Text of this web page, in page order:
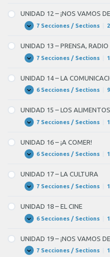
–
EL
OCIO
Y
TIEMPO
LIBRE
UNIDAD 12 – ¡NOS VAMOS
Expandir
UNIDAD
–
¡NOS
VAMOS
DE
7 Secciones / Sections
UNIDAD 13 – PRENSA, RADIO
Expandir
UNIDAD
–
PRENSA,
RADIO
Y
7 Secciones / Sections
UNIDAD 14 – LA
Expandir
UNIDAD
–
LA
COMUNICACIÓN
ENTRE
PERSONAS
6 Secciones / Sections
UNIDAD 15 – LOS ALIMENTOS
Expandir
UNIDAD
–
LOS
ALIMENTOS
7 Secciones / Sections
UNIDAD 16 – ¡A COMER!
Expandir
UNIDAD
–
¡A
COMER!
6 Secciones / Sections
UNIDAD 17 – LA CULTURA
Expandir
UNIDAD
–
LA
CULTURA
7 Secciones / Sections
UNIDAD 18 – EL CINE
Expandir
UNIDAD
–
EL
CINE
6 Secciones / Sections
UNIDAD 19 – ¡NOS VAMOS
Expandir
UNIDAD7 Secciones / Sections